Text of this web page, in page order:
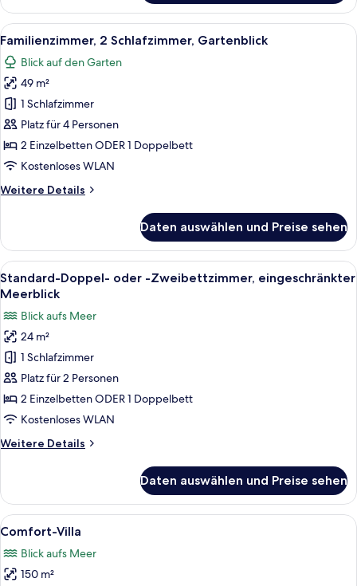
2 Schlafzimmer,
Gartenblick
Alle
Fotos
für
Familienzimmer,
2 Schlafzimmer,
Gartenblick
anzeigen
Ein Hotelzimmer mit Bett,
6
Familienzimmer, 2 Schlafzimmer, Gartenblick
Blick auf den Garten
49 m²
1 Schlafzimmer
Platz für 4 Personen
2 Einzelbetten ODER 1 Doppelbett
Kostenloses WLAN
Weitere Details
Weitere
2 Schlafzimmer,
Gartenblick
Daten auswählen und Preise sehen
Alle
Fotos
Standard-
Doppel-
oder
-
Zweibettzimmer,
eingeschränkter
anzeigen
Ein Hotelzimmer mit einem großen
7
Standard-Doppel- oder -Zweibettzimmer, eingeschränkter
Meerblick
Blick aufs Meer
24 m²
1 Schlafzimmer
Platz für 2 Personen
2 Einzelbetten ODER 1 Doppelbett
Kostenloses WLAN
Weitere Details
Weitere
Doppel-
oder
-
eingeschränkter
Meerblick
Daten auswählen und Preise sehen
Alle
Fotos
für
Comfort-
Comfort-Villa | Kostenlose Minibar,
18
Comfort-Villa
Blick aufs Meer
150 m²